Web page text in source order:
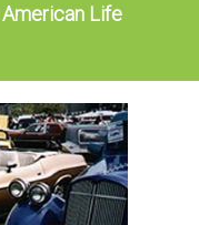
American Life